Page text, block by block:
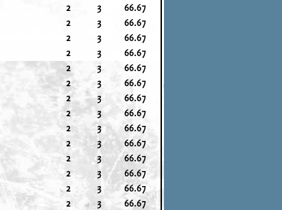
2 3
66.67
2 3
66.67
2 3
66.67
2 3
66.67
2 3
66.67
2 3
66.67
2 3
66.67
2 3
66.67
2 3
66.67
2 3
66.67
2 3
66.67
2 3
66.67
2 3
66.67
2 3
66.67